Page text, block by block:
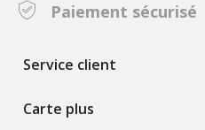
Paiement sécurisé
Service client
Carte plus